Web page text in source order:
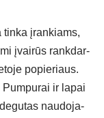
tin­ka įran­kiams,
įvai­rūs rank­dar­
po­pie­riaus.
ir la­pai
nau­do­ja­